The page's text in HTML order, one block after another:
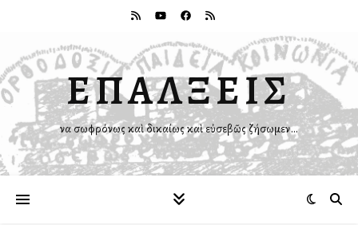
ΕΠΑΛΞΕΙΣ
Ἵνα σωφρόνως καὶ δικαίως καὶ εὐσεβῶς ζήσωμεν…